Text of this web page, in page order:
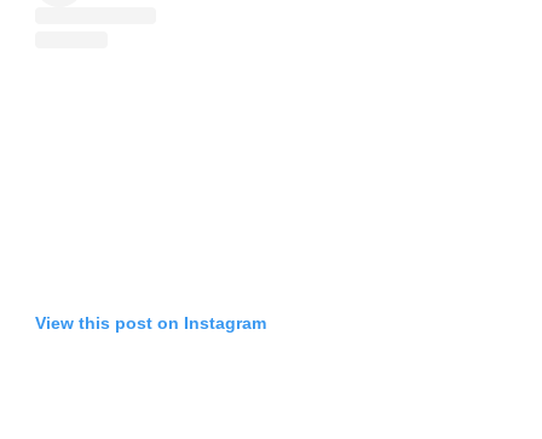
View this post on Instagram